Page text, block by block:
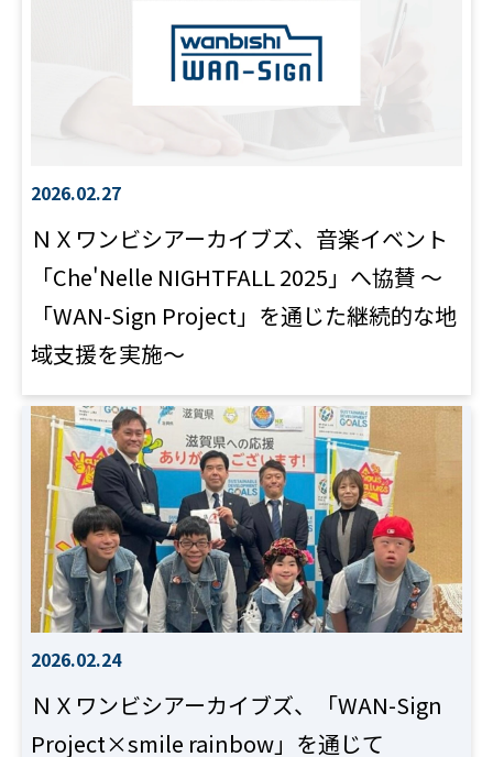
2026.02.27
ＮＸワンビシアーカイブズ、音楽イベント
「Che'Nelle NIGHTFALL 2025」へ協賛 ～
「WAN-Sign Project」を通じた継続的な地
域支援を実施～
2026.02.24
ＮＸワンビシアーカイブズ、「WAN-Sign
Project×smile rainbow」を通じて